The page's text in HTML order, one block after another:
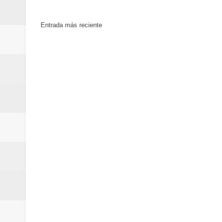
Entrada más reciente